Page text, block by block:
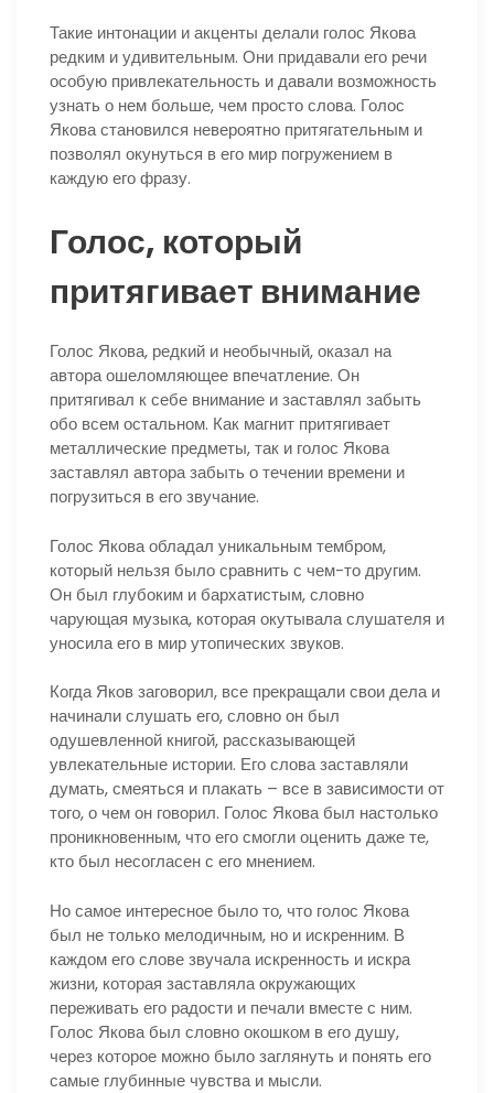
Такие интонации и акценты делали голос Якова
редким и удивительным. Они придавали его речи
особую привлекательность и давали возможность
узнать о нем больше, чем просто слова. Голос
Якова становился невероятно притягательным и
позволял окунуться в его мир погружением в
каждую его фразу.
Голос, который
притягивает внимание
Голос Якова, редкий и необычный, оказал на
автора ошеломляющее впечатление. Он
притягивал к себе внимание и заставлял забыть
обо всем остальном. Как магнит притягивает
металлические предметы, так и голос Якова
заставлял автора забыть о течении времени и
погрузиться в его звучание.
Голос Якова обладал уникальным тембром,
который нельзя было сравнить с чем-то другим.
Он был глубоким и бархатистым, словно
чарующая музыка, которая окутывала слушателя и
уносила его в мир утопических звуков.
Когда Яков заговорил, все прекращали свои дела и
начинали слушать его, словно он был
одушевленной книгой, рассказывающей
увлекательные истории. Его слова заставляли
думать, смеяться и плакать – все в зависимости от
того, о чем он говорил. Голос Якова был настолько
проникновенным, что его смогли оценить даже те,
кто был несогласен с его мнением.
Но самое интересное было то, что голос Якова
был не только мелодичным, но и искренним. В
каждом его слове звучала искренность и искра
жизни, которая заставляла окружающих
переживать его радости и печали вместе с ним.
Голос Якова был словно окошком в его душу,
через которое можно было заглянуть и понять его
самые глубинные чувства и мысли.